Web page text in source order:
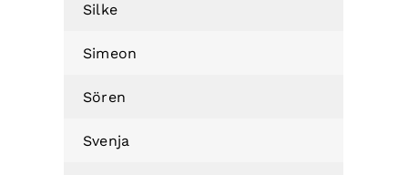
Silke
Simeon
Sören
Svenja